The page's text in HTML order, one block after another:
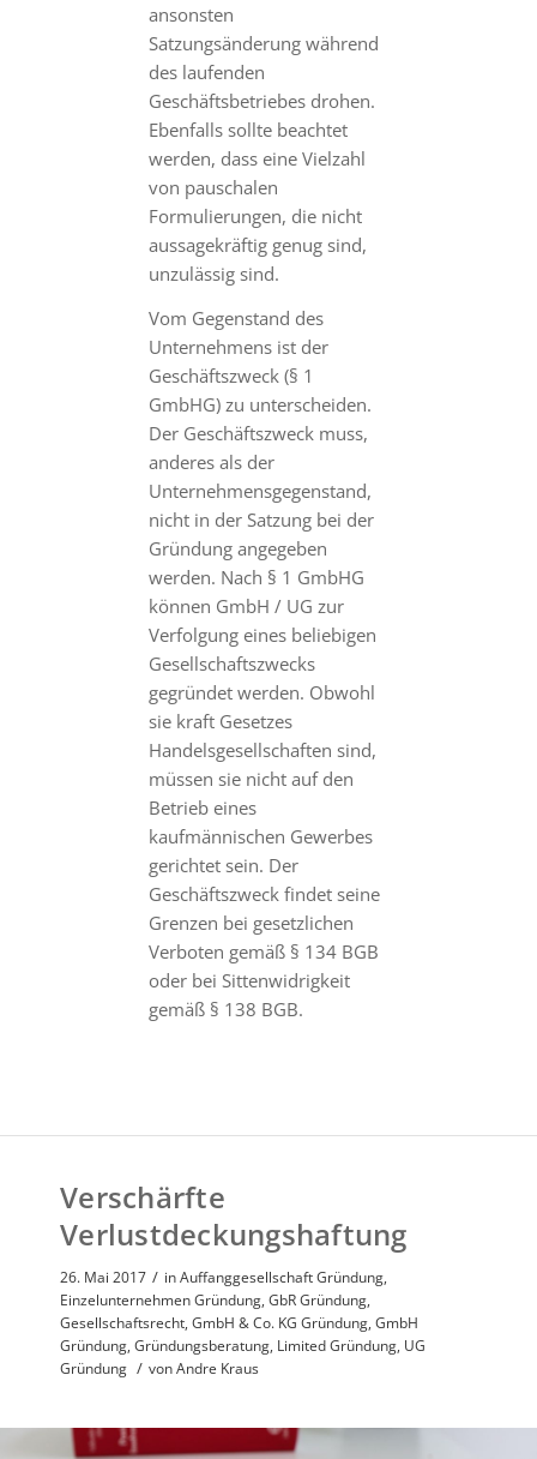
ansonsten
Satzungsänderung während
des laufenden
Geschäftsbetriebes drohen.
Ebenfalls sollte beachtet
werden, dass eine Vielzahl
von pauschalen
Formulierungen, die nicht
aussagekräftig genug sind,
unzulässig sind.
Vom Gegenstand des
Unternehmens ist der
Geschäftszweck (§ 1
GmbHG) zu unterscheiden.
Der Geschäftszweck muss,
anderes als der
Unternehmensgegenstand,
nicht in der Satzung bei der
Gründung angegeben
werden. Nach § 1 GmbHG
können GmbH / UG zur
Verfolgung eines beliebigen
Gesellschaftszwecks
gegründet werden. Obwohl
sie kraft Gesetzes
Handelsgesellschaften sind,
müssen sie nicht auf den
Betrieb eines
kaufmännischen Gewerbes
gerichtet sein. Der
Geschäftszweck findet seine
Grenzen bei gesetzlichen
Verboten gemäß § 134 BGB
oder bei Sittenwidrigkeit
gemäß § 138 BGB.
Verschärfte
Verlustdeckungshaftung
26. Mai 2017 / inAuffanggesellschaft Gründung
Einzelunternehmen Gründung GbR Gründung
Gesellschaftsrecht GmbH & Co. KG Gründung GmbH
Gründung Gründungsberatung Limited Gründung UG
Gründung / vonAndre Kraus